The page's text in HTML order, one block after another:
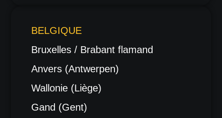
BELGIQUE
Bruxelles / Brabant flamand
Anvers (Antwerpen)
Wallonie (Liège)
Gand (Gent)